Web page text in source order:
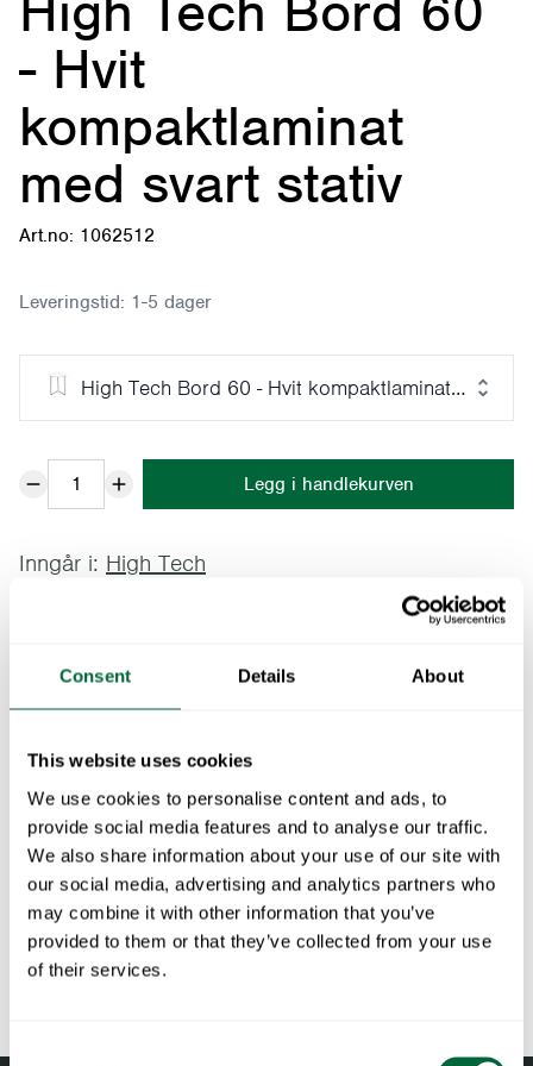
Consent Details About
This website uses cookies
We use cookies to personalise content and ads, to
provide social media features and to analyse our traffic.
We also share information about your use of our site with
our social media, advertising and analytics partners who
may combine it with other information that you’ve
provided to them or that they’ve collected from your use
of their services.
- Hvit
kompaktlaminat
med svart stativ
Art.no: 1062512
Leveringstid: 1-5 dager
High Tech Bord 60 - Hvit kompaktlaminat med
Legg i handlekurven
Inngår i: High Tech
Nisse Strinnings klassiske stol har også et mindre rundt
bord som matcher. Laget av stålrør med en slitesterk
bordplate i kompaktlaminat som tåler all slags vær.
Spesifikasjoner
Bredde:
60 cm
Høyde:
72 cm
Dybde:
60 cm
Vekt:
11.5 kg
Materialbeskrivelse:
-
Dokumenter
» catalogue_grythyttan_2026_en.pdf
Vedlikehold
Ubehandlede og oljede tredetaljer bør vaskes jevnlig med
Åhuske på når du velger utemøbler